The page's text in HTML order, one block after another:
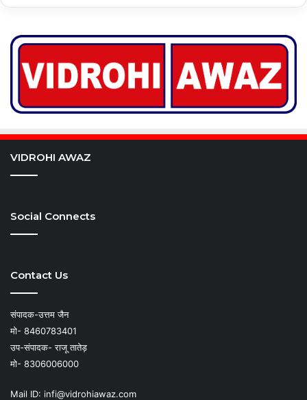
VIDROHI AWAZ
Social Connects
Contact Us
संपादक-उत्तम जैन
मो- 8460783401
उप-संपादक- राजू तातेड़
मो- 8306006000
Mail ID: infi@vidrohiawaz.com